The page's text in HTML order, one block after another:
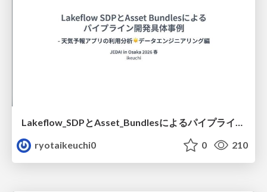
Lakeflow_SDPとAsset_Bundlesによるパイプライン開発具体事例_-_Slidev.pdf
ryotaikeuchi0
0 210